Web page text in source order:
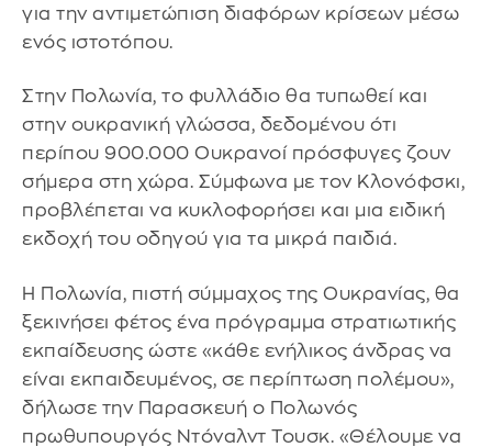
για την αντιμετώπιση διαφόρων κρίσεων μέσω
ενός ιστοτόπου.
Στην Πολωνία, το φυλλάδιο θα τυπωθεί και
στην ουκρανική γλώσσα, δεδομένου ότι
περίπου 900.000 Ουκρανοί πρόσφυγες ζουν
σήμερα στη χώρα. Σύμφωνα με τον Κλονόφσκι,
προβλέπεται να κυκλοφορήσει και μια ειδική
εκδοχή του οδηγού για τα μικρά παιδιά.
Η Πολωνία, πιστή σύμμαχος της Ουκρανίας, θα
ξεκινήσει φέτος ένα πρόγραμμα στρατιωτικής
εκπαίδευσης ώστε «κάθε ενήλικος άνδρας να
είναι εκπαιδευμένος, σε περίπτωση πολέμου»,
δήλωσε την Παρασκευή ο Πολωνός
πρωθυπουργός Ντόναλντ Τουσκ. «Θέλουμε να